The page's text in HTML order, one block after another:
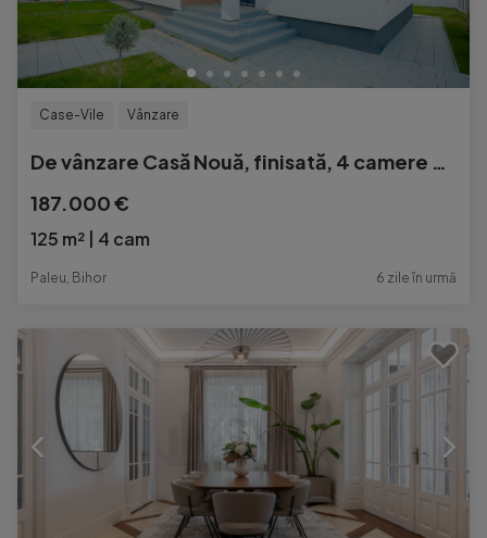
Case-Vile Vânzare
De vânzare Casă Nouă, finisată, 4 camere - Paleu
187.000 €
125 m² 4 cam
Paleu, Bihor 6 zile în urmă